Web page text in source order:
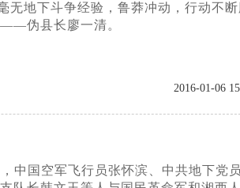
无地下斗争经验，鲁莽冲动，行动不
伪县长廖一清。
2016-01-06
中国空军飞行员张怀滨、中共地下党